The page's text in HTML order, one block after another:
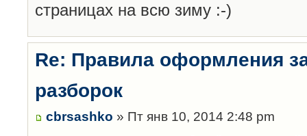
страницах на всю зиму :-)
Re: Правила оформления
разборок
cbrsashko » Пт янв 10, 2014 2:48 pm